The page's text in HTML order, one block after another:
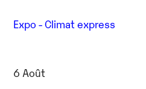
Expo - Climat express
6 Août